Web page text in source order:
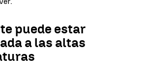
puede estar
a las altas